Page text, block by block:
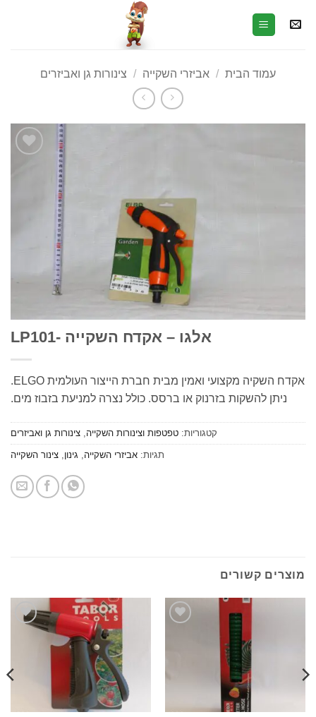
עמוד הבית / אביזרי השקייה / צינורות גן ואביזרים
המשאלות
אלגו – אקדח השקייה -LP101
אקדח השקיה מקצועי ואמין מבית חברת הייצור העולמית ELGO.
להשקות בזרנוק או ברסס. כולל נצרה למניעת בזבוז מים.
קטגוריות:טפטפות וצינורות השקייה, צינורות גן ואביזרים
אביזרי השקייה, גינון,צינור השקייה
קשורים
הוסף
לרשימת